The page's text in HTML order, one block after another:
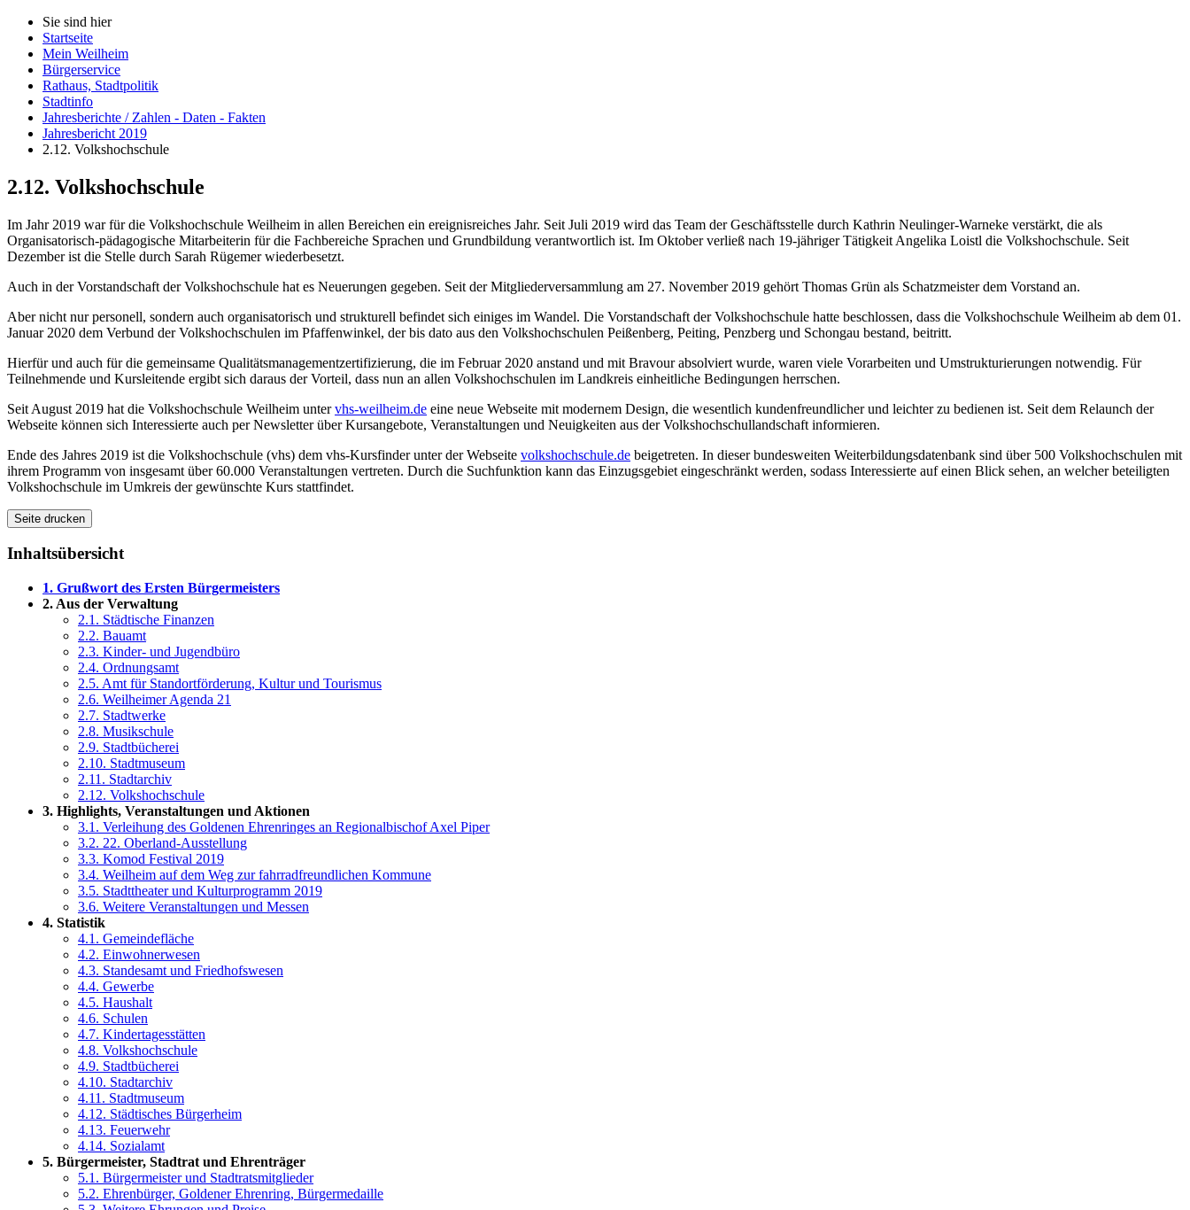
Sie sind hier
Startseite
Mein Weilheim
Bürgerservice
Rathaus, Stadtpolitik
Stadtinfo
Jahresberichte / Zahlen - Daten - Fakten
Jahresbericht 2019
2.12. Volkshochschule
2.12. Volkshochschule
Im Jahr 2019 war für die Volkshochschule Weilheim in allen Bereichen ein ereignisreiches Jahr. Seit Juli 2019 wird das Team der Geschäftsstelle durch Kathrin Neulinger-Warneke verstärkt, die als
Organisatorisch-pädagogische Mitarbeiterin für die Fachbereiche Sprachen und Grundbildung verantwortlich ist. Im Oktober verließ nach 19-jähriger Tätigkeit Angelika Loistl die Volkshochschule. Seit
Dezember ist die Stelle durch Sarah Rügemer wiederbesetzt.
Auch in der Vorstandschaft der Volkshochschule hat es Neuerungen gegeben. Seit der Mitgliederversammlung am 27. November 2019 gehört Thomas Grün als Schatzmeister dem Vorstand an.
Aber nicht nur personell, sondern auch organisatorisch und strukturell befindet sich einiges im Wandel. Die Vorstandschaft der Volkshochschule hatte beschlossen, dass die Volkshochschule Weilheim ab dem 01.
Januar 2020 dem Verbund der Volkshochschulen im Pfaffenwinkel, der bis dato aus den Volkshochschulen Peißenberg, Peiting, Penzberg und Schongau bestand, beitritt.
Hierfür und auch für die gemeinsame Qualitätsmanagementzertifizierung, die im Februar 2020 anstand und mit Bravour absolviert wurde, waren viele Vorarbeiten und Umstrukturierungen notwendig. Für
Teilnehmende und Kursleitende ergibt sich daraus der Vorteil, dass nun an allen Volkshochschulen im Landkreis einheitliche Bedingungen herrschen.
Seit August 2019 hat die Volkshochschule Weilheim untervhs-weilheim.de eine neue Webseite mit modernem Design, die wesentlich kundenfreundlicher und leichter zu bedienen ist. Seit dem Relaunch der
Webseite können sich Interessierte auch perNewsletterüber Kursangebote, Veranstaltungen und Neuigkeiten aus der Volkshochschullandschaft informieren.
Ende des Jahres 2019 ist die Volkshochschule (vhs) dem vhs-Kursfinder unter der Webseite volkshochschule.de beigetreten. In dieser bundesweiten Weiterbildungsdatenbank sind über 500 Volkshochschulen mit
ihrem Programm von insgesamt über 60.000 Veranstaltungen vertreten. Durch die Suchfunktion kann das Einzugsgebiet eingeschränkt werden, sodass Interessierte auf einen Blick sehen, an welcher beteiligten
Volkshochschule im Umkreis der gewünschte Kurs stattfindet.
Seite drucken
Inhaltsübersicht
1. Grußwort des Ersten Bürgermeisters
2. Aus der Verwaltung
2.1. Städtische Finanzen
2.2. Bauamt
2.3. Kinder- und Jugendbüro
2.4. Ordnungsamt
2.5. Amt für Standortförderung, Kultur und Tourismus
2.6. Weilheimer Agenda 21
2.7. Stadtwerke
2.8. Musikschule
2.9. Stadtbücherei
2.10. Stadtmuseum
2.11. Stadtarchiv
2.12. Volkshochschule
3. Highlights, Veranstaltungen und Aktionen
3.1. Verleihung des Goldenen Ehrenringes an Regionalbischof Axel Piper
3.2. 22. Oberland-Ausstellung
3.3. Komod Festival 2019
3.4. Weilheim auf dem Weg zur fahrradfreundlichen Kommune
3.5. Stadttheater und Kulturprogramm 2019
3.6. Weitere Veranstaltungen und Messen
4. Statistik
4.1. Gemeindefläche
4.2. Einwohnerwesen
4.3. Standesamt und Friedhofswesen
4.4. Gewerbe
4.5. Haushalt
4.6. Schulen
4.7. Kindertagesstätten
4.8. Volkshochschule
4.9. Stadtbücherei
4.10. Stadtarchiv
4.11. Stadtmuseum
4.12. Städtisches Bürgerheim
4.13. Feuerwehr
4.14. Sozialamt
5. Bürgermeister, Stadtrat und Ehrenträger
5.1. Bürgermeister und Stadtratsmitglieder
5.2. Ehrenbürger, Goldener Ehrenring, Bürgermedaille